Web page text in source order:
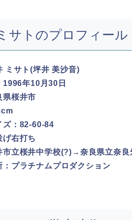
サトのプロフィール
ミサト(坪井 美沙音)
1996年10月30日
県桜井市
ズ：82-60-84
げ右打ち
市立桜井中学校(?)→奈良県立奈
：プラチナムプロダクション